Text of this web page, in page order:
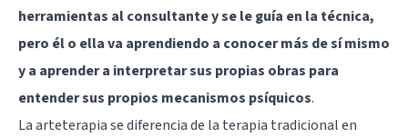
herramientas al consultante y se le guía en la técnica,
pero él o ella va aprendiendo a conocer más de sí mismo
y a aprender a interpretar sus propias obras para
entender sus propios mecanismos psíquicos.
La arteterapia se diferencia de la terapia tradicional en